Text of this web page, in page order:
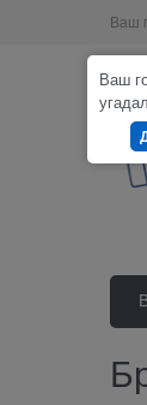
Ваш
Ваш